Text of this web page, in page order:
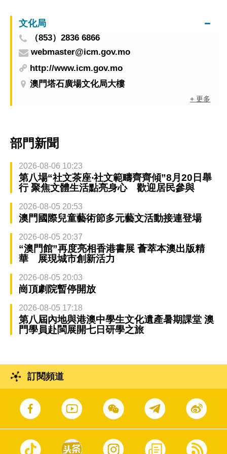
文化局
（853）2836 6866
webmaster@icm.gov.mo
http://www.icm.gov.mo
澳門塔石廣場文化局大樓
+ 更多
部門新聞
2026-08-06 10:23
第八場“社文茶座‧社文範疇齊齊傾”8月20日舉
行 聚焦文體生活點亮身心 歡迎居民參與
2026-08-05 20:53
澳門國際兒童藝術節多元藝文活動接連登場
2026-08-05 20:37
“澳門館”再度亮相香港書展 薈萃本澳出版精
華 展現城市創新活力
2026-08-05 20:03
崗頂劇院暫停開放
2026-08-05 17:18
第八屆內地與港澳中學生文化遺產暑期課堂 澳
門學員赴閩展開七日研學之旅
訂閱頻道